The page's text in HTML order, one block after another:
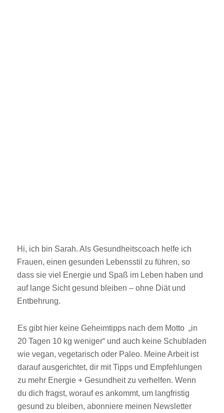
Hi, ich bin Sarah. Als Gesundheitscoach helfe ich
Frauen, einen gesunden Lebensstil zu führen, so
dass sie viel Energie und Spaß im Leben haben und
auf lange Sicht gesund bleiben – ohne Diät und
Entbehrung.
Es gibt hier keine Geheimtipps nach dem Motto „in
20 Tagen 10 kg weniger“ und auch keine Schubladen
wie vegan, vegetarisch oder Paleo. Meine Arbeit ist
darauf ausgerichtet, dir mit Tipps und Empfehlungen
zu mehr Energie + Gesundheit zu verhelfen. Wenn
du dich fragst, worauf es ankommt, um langfristig
gesund zu bleiben, abonniere meinen Newsletter